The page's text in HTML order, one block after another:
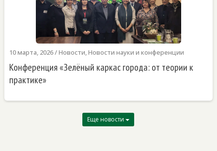
10 марта, 2026/Новости,Новости науки и конференции
Конференция «Зелёный каркас города: от теории к
практике»
Еще новости